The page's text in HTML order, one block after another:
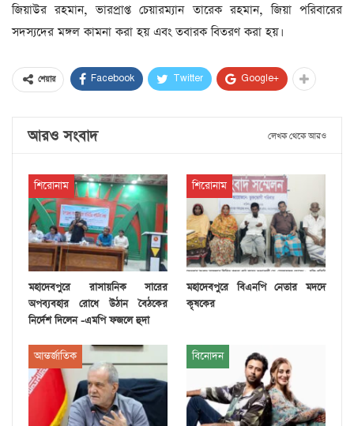
জিয়াউর রহমান, ভারপ্রাপ্ত চেয়ারম্যান তারেক রহমান, জিয়া পরিবারের
সদস্যদের মঙ্গল কামনা করা হয় এবং তবারক বিতরণ করা হয়।
শেয়ার Facebook Twitter Google+
আরও সংবাদ লেখক থেকে আরও
শিরোনাম
মহাদেবপুরে রাসায়নিক সারের
অপব্যবহার রোধে উঠান বৈঠকের
নির্দেশ দিলেন -এমপি ফজলে হুদা
শিরোনাম
মহাদেবপুরে বিএনপি নেতার মদদে
কৃষকের
আন্তর্জাতিক বিনোদন